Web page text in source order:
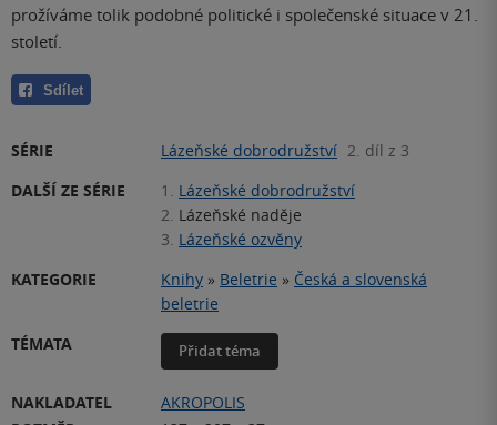
prožíváme tolik podobné politické i společenské situace v 21.
století.
Sdílet
SÉRIE Lázeňské dobrodružství 2. díl z 3
DALŠÍ ZE SÉRIE
1. Lázeňské dobrodružství
2. Lázeňské naděje
3. Lázeňské ozvěny
KATEGORIE
Knihy » Beletrie » Česká a slovenská
beletrie
TÉMATA
Přidat téma
NAKLADATEL
AKROPOLIS